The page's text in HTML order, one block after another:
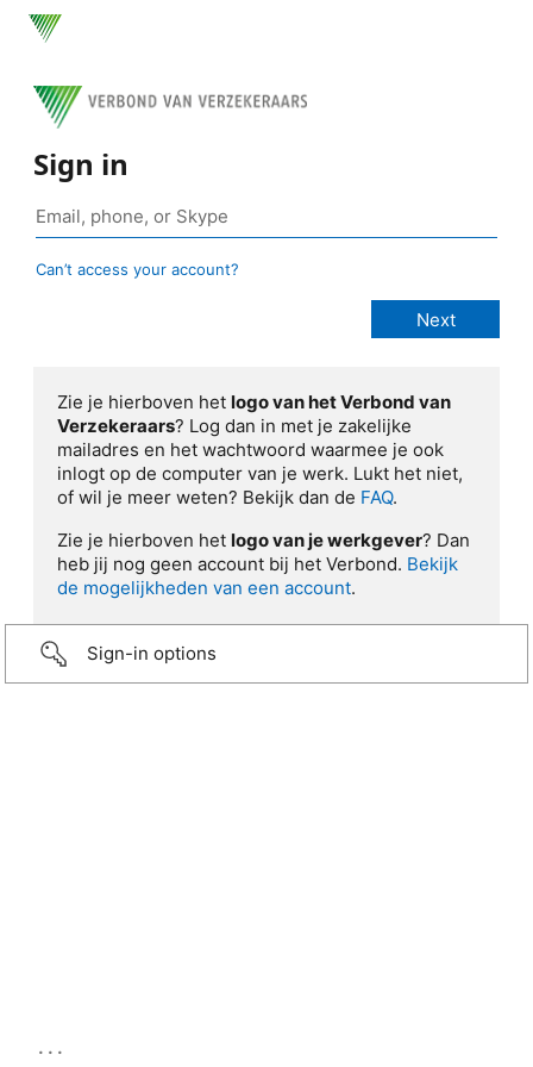
Sign in
Can’t access your account?
Zie je hierboven het logo van het Verbond van
Verzekeraars? Log dan in met je zakelijke
mailadres en het wachtwoord waarmee je ook
inlogt op de computer van je werk. Lukt het niet,
of wil je meer weten? Bekijk dan de FAQ.
Zie je hierboven het logo van je werkgever? Dan
heb jij nog geen account bij het Verbond. Bekijk
de mogelijkheden van een account.
Sign-in options
...